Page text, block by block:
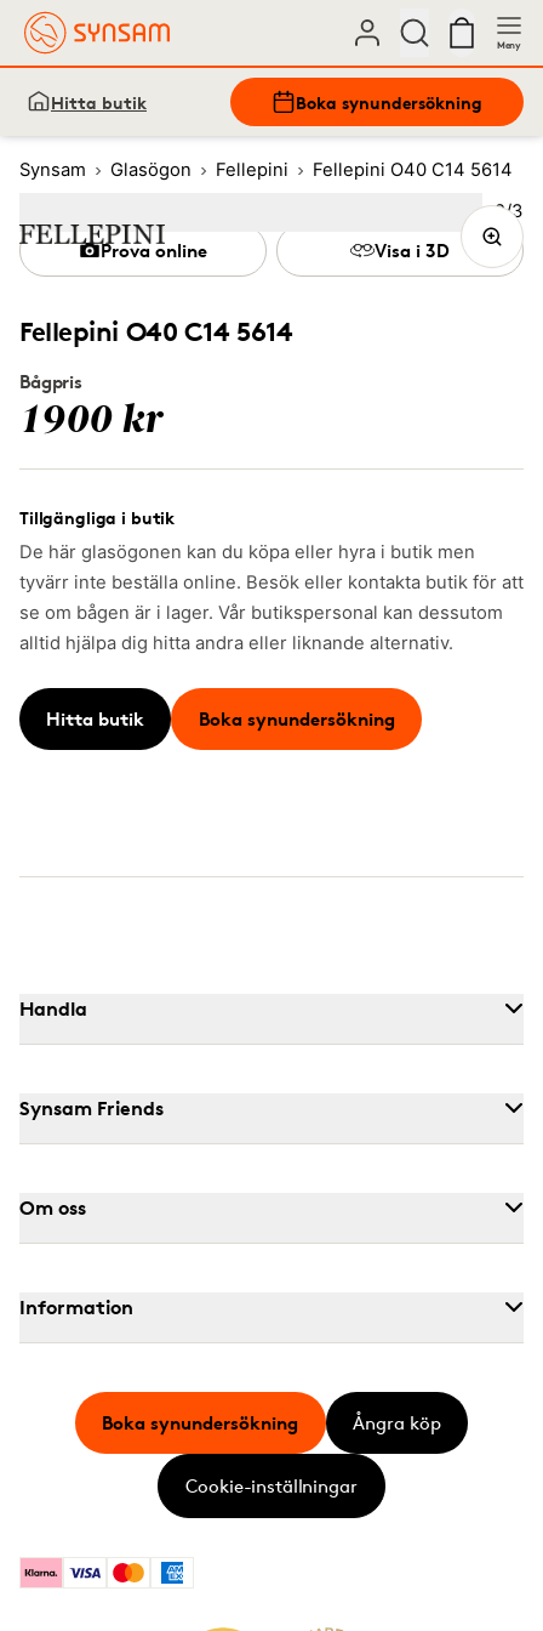
Meny
Hitta butik Boka synundersökning
Synsam Glasögon Fellepini Fellepini O40 C14 5614
Fellepini O40 C14 5614
Bågpris
1900 kr
Tillgängliga i butik
De här glasögonen kan du köpa eller hyra i butik men
tyvärr inte beställa online. Besök eller kontakta butik för att
se om bågen är i lager. Vår butikspersonal kan dessutom
alltid hjälpa dig hitta andra eller liknande alternativ.
Hitta butik Boka synundersökning
Prova online Visa i 3D
Bild
2/3
Image1 3
Handla
Synsam Friends
Om oss
Information
KlarnaVisa MastercardAmerican Express
Boka synundersökning Ångra köp
Cookie-inställningar